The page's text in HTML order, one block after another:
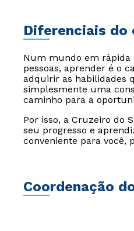
Diferenciais do
Num mundo em rápida
pessoas, aprender é o
adquirir as habilidades
simplesmente uma
caminho para a
Por isso, a Cruzeiro do
seu progresso e
conveniente para você,
Coordenação